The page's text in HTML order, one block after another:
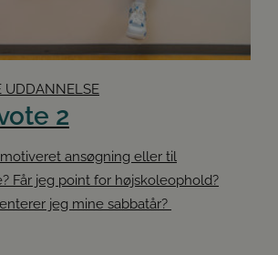
UDDANNELSE
2
ansøgning eller til
Får jeg point for højskoleophold?
jeg mine sabbatår?